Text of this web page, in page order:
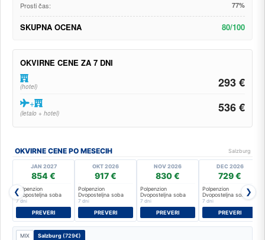
Prosti čas: 77%
SKUPNA OCENA 80/100
OKVIRNE CENE ZA 7 DNI
(hotel) 293 €
+
(letalo + hotel) 536 €
OKVIRNE CENE PO MESECIH Salzburg
❮
JAN 2027
854 €
Polpenzion
Dvoposteljna soba
7 dni
PREVERI
OKT 2026
917 €
Polpenzion
Dvoposteljna soba
7 dni
PREVERI
NOV 2026
830 €
Polpenzion
Dvoposteljna soba
7 dni
PREVERI
DEC 2026
729 €
Polpenzion
Dvoposteljna soba
7 dni
PREVERI
❯
MIX Salzburg (729€)